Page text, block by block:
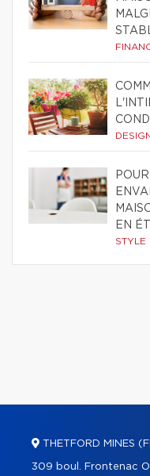
EN
STYLE
THETFORD MINES
309 boul. Frontenac